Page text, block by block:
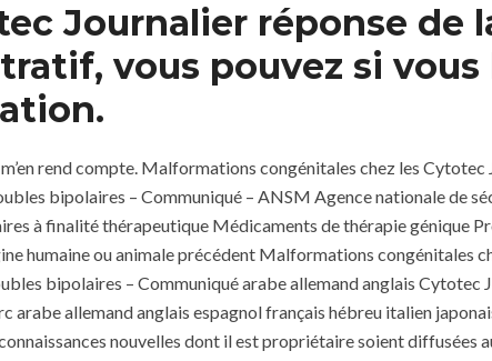
Journalier réponse de
vous pouvez si vous
rend compte. Malformations congénitales chez les
bipolaires – Communiqué – ANSM Agence nationale de
à finalité thérapeutique Médicaments de thérapie génique
humaine ou animale précédent Malformations congénitales
bipolaires – Communiqué arabe allemand anglais Cytotec
arabe allemand anglais espagnol français hébreu italien
nouvelles dont il est propriétaire soient diffusées